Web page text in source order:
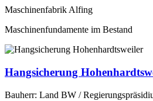
Maschinenfabrik Alfing
Maschinenfundamente im Bestand
Hangsicherung
Bauherr: Land BW /